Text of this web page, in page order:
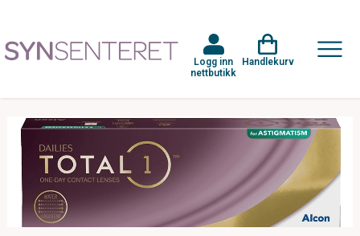
Logg inn
nettbutikk
Handlekurv